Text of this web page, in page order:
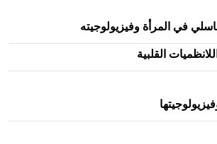
في المرأة وفيزيولوجيته
القلبية
نوع من الفنون الهندسية التي ارتبطت